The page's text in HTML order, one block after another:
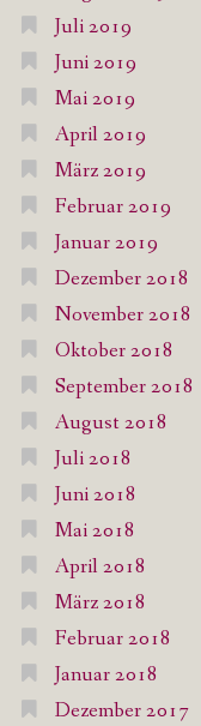
Juli 2019
Juni 2019
Mai 2019
April 2019
März 2019
Februar 2019
Januar 2019
Dezember 2018
November 2018
Oktober 2018
September 2018
August 2018
Juli 2018
Juni 2018
Mai 2018
April 2018
März 2018
Februar 2018
Januar 2018
Dezember 2017